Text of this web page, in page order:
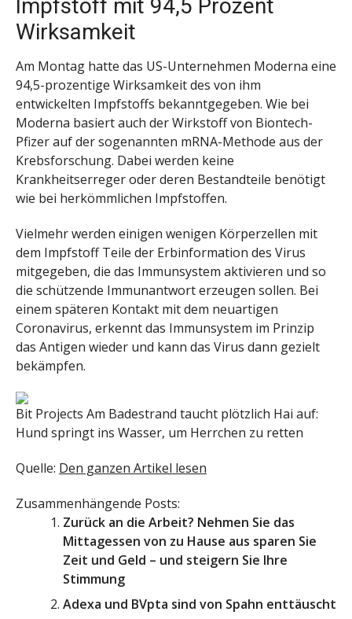
Impfstoff mit 94,5 Prozent
Wirksamkeit
Am Montag hatte das US-Unternehmen Moderna eine
94,5-prozentige Wirksamkeit des von ihm
entwickelten Impfstoffs bekanntgegeben. Wie bei
Moderna basiert auch der Wirkstoff von Biontech-
Pfizer auf der sogenannten mRNA-Methode aus der
Krebsforschung. Dabei werden keine
Krankheitserreger oder deren Bestandteile benötigt
wie bei herkömmlichen Impfstoffen.
Vielmehr werden einigen wenigen Körperzellen mit
dem Impfstoff Teile der Erbinformation des Virus
mitgegeben, die das Immunsystem aktivieren und so
die schützende Immunantwort erzeugen sollen. Bei
einem späteren Kontakt mit dem neuartigen
Coronavirus, erkennt das Immunsystem im Prinzip
das Antigen wieder und kann das Virus dann gezielt
bekämpfen.
Bit Projects Am Badestrand taucht plötzlich Hai auf:
Hund springt ins Wasser, um Herrchen zu retten
Quelle: Den ganzen Artikel lesen
Zusammenhängende Posts:
Zurück an die Arbeit? Nehmen Sie das
Mittagessen von zu Hause aus sparen Sie
Zeit und Geld – und steigern Sie Ihre
Stimmung
Adexa und BVpta sind von Spahn enttäuscht